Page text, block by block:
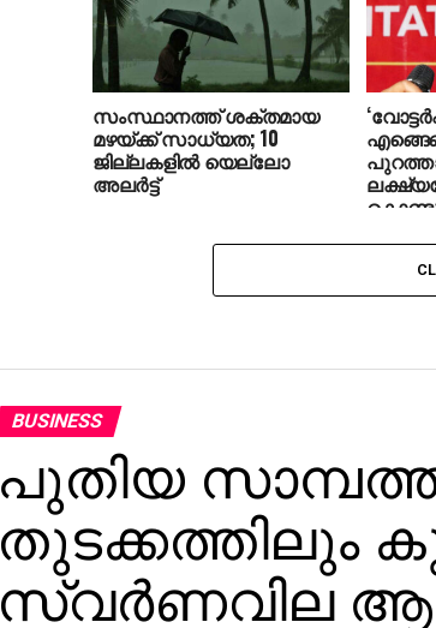
സംസ്ഥാനത്ത് ശക്തമായ
മഴയ്ക്ക് സാധ്യത; 10
ജില്ലകളില്‍ യെല്ലോ
അലര്‍ട്ട്
BUSINESS
പുതിയ
തുടക്കത്തിലും
സ്വര്‍ണവില